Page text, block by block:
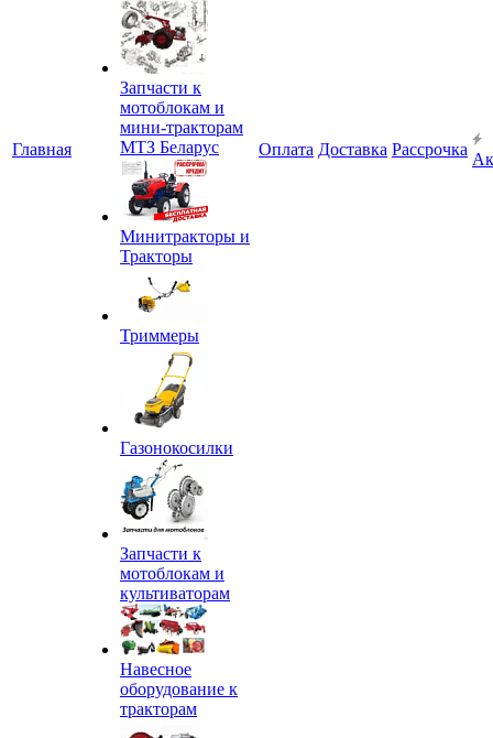
Главная
Запчасти к
мотоблокам и
мини-тракторам
МТЗ Беларус
Минитракторы и
Тракторы
Триммеры
Газонокосилки
Запчасти к
мотоблокам и
культиваторам
Навесное
оборудование к
тракторам
Оплата Доставка Рассрочка